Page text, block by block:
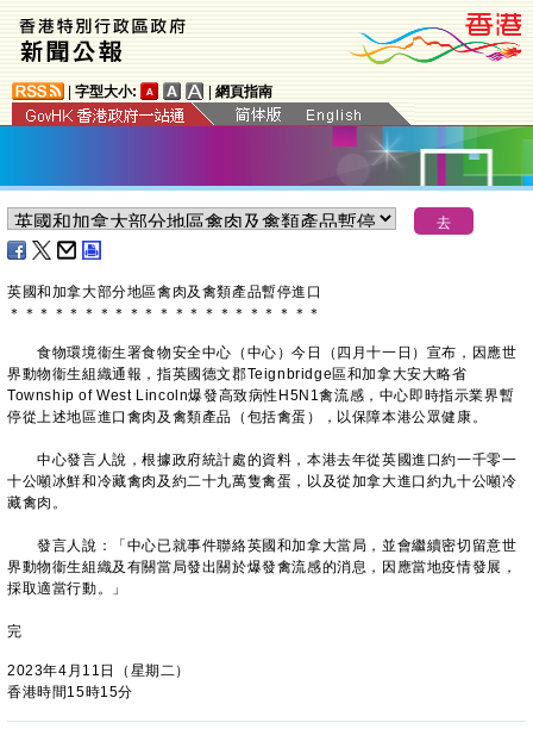
字型大小: 網頁指南
英國和加拿大部分地區禽肉及禽類產品暫停進口
＊ ＊ ＊ ＊ ＊ ＊ ＊ ＊ ＊ ＊ ＊ ＊ ＊ ＊ ＊ ＊ ＊ ＊ ＊ ＊ ＊
​食物環境衞生署食物安全中心（中心）今日（四月十一日）宣布，因應世
界動物衞生組織通報，指英國德文郡Teignbridge區和加拿大安大略省
Township of West Lincoln爆發高致病性H5N1禽流感，中心即時指示業界暫
停從上述地區進口禽肉及禽類產品（包括禽蛋），以保障本港公眾健康。
中心發言人說，根據政府統計處的資料，本港去年從英國進口約一千零一
十公噸冰鮮和冷藏禽肉及約二十九萬隻禽蛋，以及從加拿大進口約九十公噸冷
藏禽肉。
發言人說：「中心已就事件聯絡英國和加拿大當局，並會繼續密切留意世
界動物衞生組織及有關當局發出關於爆發禽流感的消息，因應當地疫情發展，
採取適當行動。」
完
2023年4月11日（星期二）
香港時間15時15分